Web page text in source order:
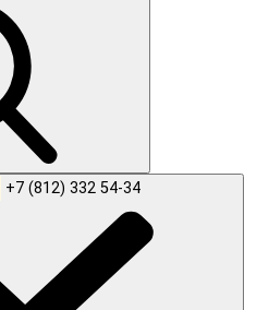
+7 (812) 332 54-34